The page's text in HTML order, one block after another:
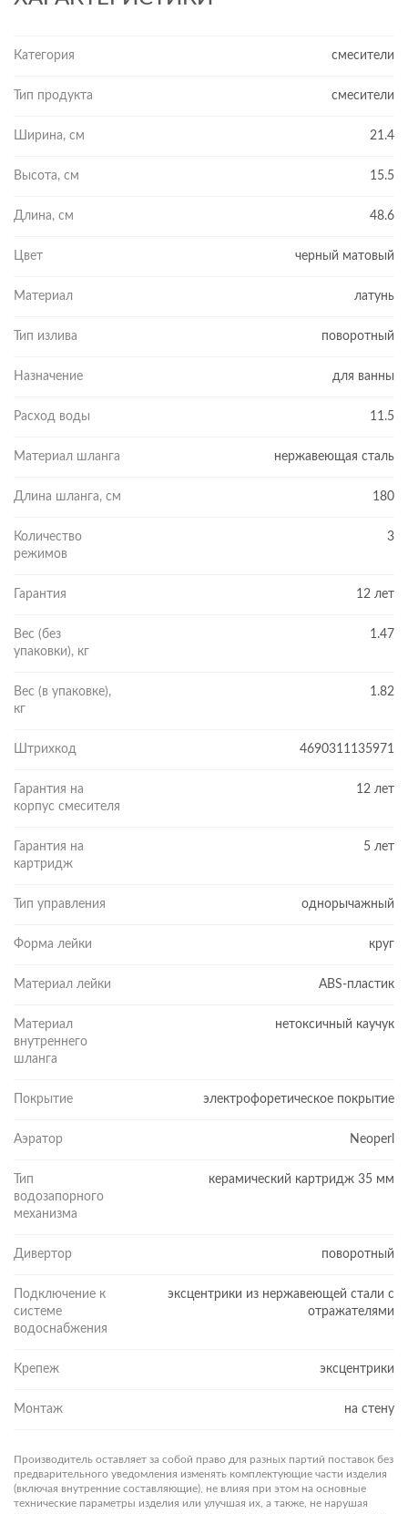
Категория смесители
Тип продукта смесители
Ширина, см 21.4
Высота, см 15.5
Длина, см 48.6
Цвет черный матовый
Материал латунь
Тип излива поворотный
Назначение для ванны
Расход воды 11.5
Материал шланга нержавеющая сталь
Длина шланга, см 180
Количество
режимов
3
Гарантия 12 лет
Вес (без
упаковки), кг
1.47
Вес (в упаковке),
кг
1.82
Штрихкод 4690311135971
Гарантия на
корпус смесителя
12 лет
Гарантия на
картридж
5 лет
Тип управления однорычажный
Форма лейки круг
Материал лейки ABS-пластик
Материал
внутреннего
шланга
нетоксичный каучук
Покрытие электрофоретическое покрытие
Аэратор Neoperl
Тип
водозапорного
механизма
керамический картридж 35 мм
Дивертор поворотный
Подключение к
системе
водоснабжения
эксцентрики из нержавеющей стали с
отражателями
Крепеж эксцентрики
Монтаж на стену
Производитель оставляет за собой право для разных партий поставок без
предварительного уведомления изменять комплектующие части изделия
(включая внутренние составляющие), не влияя при этом на основные
технические параметры изделия или улучшая их, а также, не нарушая